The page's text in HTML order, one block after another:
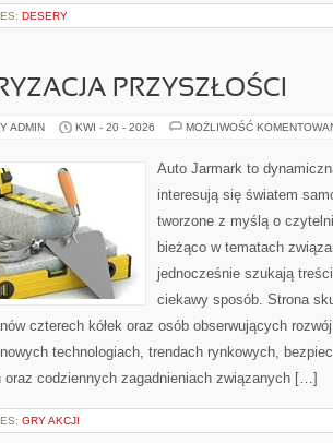
DESERY
PRZYSZŁOŚCI
ADMIN KWI - 20 - 2026 MOŻLIWOŚĆ
Auto Jarmark to
interesują się światem
tworzone z myślą o
bieżąco w tematach
jednocześnie szukają
ciekawy sposób. Strona
czterech kółek oraz osób obserwujących
technologiach, trendach rynkowych,
oraz codziennych zagadnieniach związanych […]
GRY AKCJI